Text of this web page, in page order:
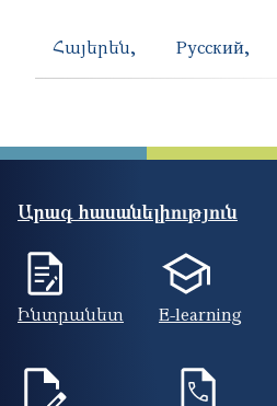
Հայերեն Русский
Արագ հասանելիություն
Ինտրանետ E-learning